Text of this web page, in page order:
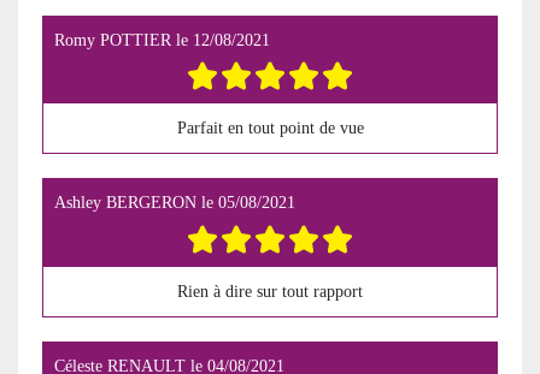
Romy POTTIERle 12/08/2021
Parfait en tout point de vue
Ashley BERGERON le 05/08/2021
Rien à dire sur tout rapport
Céleste RENAULT le 04/08/2021